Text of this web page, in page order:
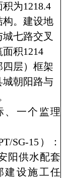
积为1218.4
构。建设地
七路交叉
面积1214
四层）框架
城朝阳路与
、一个监理
SG-15 ）：
阳供水配套
建设施工任